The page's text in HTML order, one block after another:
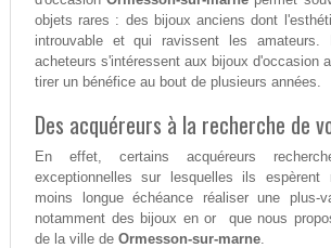
objets rares : des bijoux anciens dont
introuvable et qui ravissent les amateurs.
acheteurs s'intéressent aux bijoux d'occasion
tirer un bénéfice au bout de plusieurs années.
Des acquéreurs à la recherche de
En effet, certains acquéreurs
exceptionnelles sur lesquelles ils
moins longue échéance réaliser une plus-
notamment des bijoux en or que nous
de la ville de Ormesson-sur-marne.